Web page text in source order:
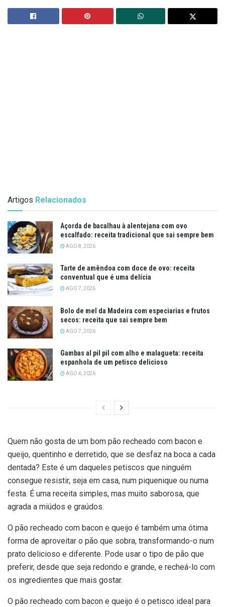
Artigos Relacionados
Açorda de bacalhau à alentejana com ovo
escalfado: receita tradicional que sai sempre bem
AGO 8, 2026
Tarte de amêndoa com doce de ovo: receita
conventual que é uma delícia
AGO 7, 2026
Bolo de mel da Madeira com especiarias e frutos
secos: receita que sai sempre bem
AGO 7, 2026
Gambas al pil pil com alho e malagueta: receita
espanhola de um petisco delicioso
AGO 6, 2026
Quem não gosta de um bom pão recheado com bacon e
queijo, quentinho e derretido, que se desfaz na boca a cada
dentada? Este é um daqueles petiscos que ninguém
consegue resistir, seja em casa, num piquenique ou numa
festa. É uma receita simples, mas muito saborosa, que
agrada a miúdos e graúdos.
O pão recheado com bacon e queijo é também uma ótima
forma de aproveitar o pão que sobra, transformando-o num
prato delicioso e diferente. Pode usar o tipo de pão que
preferir, desde que seja redondo e grande, e recheá-lo com
os ingredientes que mais gostar.
O pão recheado com bacon e queijo é o petisco ideal para